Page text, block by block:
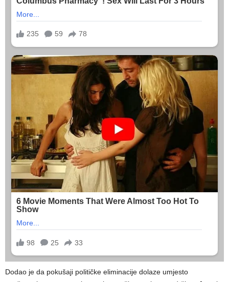
Dodao je da pokušaji političke eliminacije dolaze umjesto